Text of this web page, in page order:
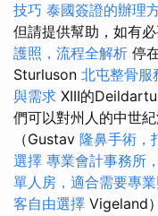
技巧 泰國簽證的辦理
但請提供幫助，如有
護照，流程全解析 停
Sturluson 北屯整骨服
與需求 XIII的
們可以對州人的中世
（Gustav 隆鼻手術，
選擇 專業會計事務所
單人房，適合需要專
客自由選擇 Vigeland